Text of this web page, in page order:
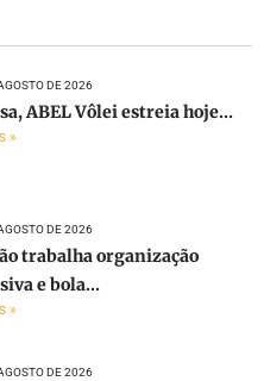
DE 2026
ABEL Vôlei estreia hoje...
»
DE 2026
trabalha organização
e bola...
»
DE 2026